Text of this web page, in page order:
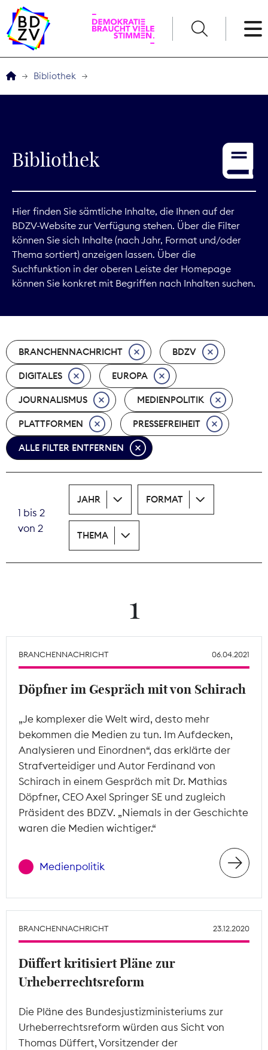
Service
Digitales
Kommunikation
Marktdaten
Nachhaltigkeit
Nachwuchs
Nova Award
Pressefreiheit
Print
Recht
Tarifpolitik
Theodor-Wolff-Preis
Mitgliederbereich
Bibliothek
Bibliothek
Hier finden Sie sämtliche Inhalte, die Ihnen auf der
BDZV-Website zur Verfügung stehen. Über die Filter
können Sie sich Inhalte (nach Jahr, Format und/oder
Thema sortiert) anzeigen lassen. Über die
Suchfunktion in der oberen Leiste der Homepage
können Sie konkret mit Begriffen nach Inhalten suchen.
BRANCHENNACHRICHT BDZV
DIGITALES EUROPA
JOURNALISMUS MEDIENPOLITIK
PLATTFORMEN PRESSEFREIHEIT
ALLE FILTER ENTFERNEN
1 bis 2
von 2
JAHR FORMAT
THEMA
1
BRANCHENNACHRICHT 06.04.2021
Döpfner im Gespräch mit von Schirach
„Je komplexer die Welt wird, desto mehr
bekommen die Medien zu tun. Im Aufdecken,
Analysieren und Einordnen“, das erklärte der
Strafverteidiger und Autor Ferdinand von
Schirach in einem Gespräch mit Dr. Mathias
Döpfner, CEO Axel Springer SE und zugleich
Präsident des BDZV. „Niemals in der Geschichte
waren die Medien wichtiger.“
Medienpolitik
BRANCHENNACHRICHT 23.12.2020
Düffert kritisiert Pläne zur
Urheberrechtsreform
Die Pläne des Bundesjustizministeriums zur
Urheberrechtsreform würden aus Sicht von
Thomas Düffert, Vorsitzender der